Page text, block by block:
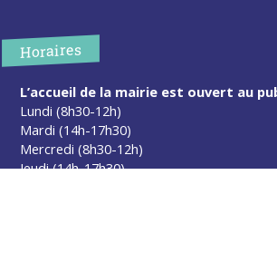
Horaires
L’accueil de la mairie est ouvert au
Lundi (8h30-12h)
Mardi (14h-17h30)
Mercredi (8h30-12h)
Jeudi (14h-17h30)